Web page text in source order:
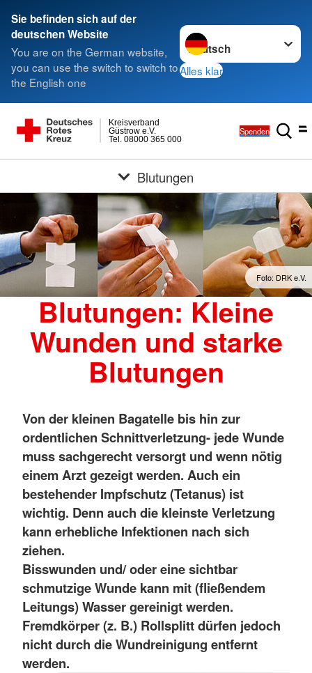
Sie befinden sich auf der
deutschen Website
You are on the German website,
you can use the switch to switch to
the English one
Sprache wechseln zu
Alles klar
Tel. 08000 365 000
Güstrow e.V.
Kreisverband
Spenden
Blutungen
Foto: DRK e.V.
Blutungen: Kleine
Wunden und starke
Blutungen
Von der kleinen Bagatelle bis hin zur
ordentlichen Schnittverletzung- jede Wunde
muss sachgerecht versorgt und wenn nötig
einem Arzt gezeigt werden. Auch ein
bestehender Impfschutz (Tetanus) ist
wichtig. Denn auch die kleinste Verletzung
kann erhebliche Infektionen nach sich
ziehen.
Bisswunden und/ oder eine sichtbar
schmutzige Wunde kann mit (fließendem
Leitungs) Wasser gereinigt werden.
Fremdkörper (z. B.) Rollsplitt dürfen jedoch
nicht durch die Wundreinigung entfernt
werden.